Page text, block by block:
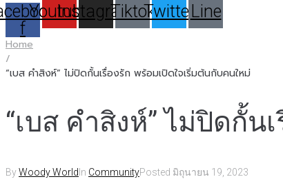
f
Youtube
Instagram
TiktokTwitterLine
Home
/
“เบส คําสิงห์” ไม่ปิดกั้นเรื่องรัก พร้อมเปิดใจเริ่มต้นกับคนใหม่
“เบส คําสิงห์” ไม่ปิดกั้
ByWoody World In CommunityPosted มิถุนายน 19, 2023